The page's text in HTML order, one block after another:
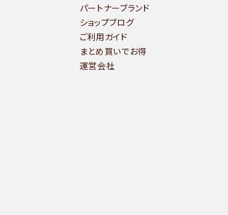
カテゴリー
パートナーブランド
ショップブログ
ご利用ガイド
まとめ買いでお得
運営会社